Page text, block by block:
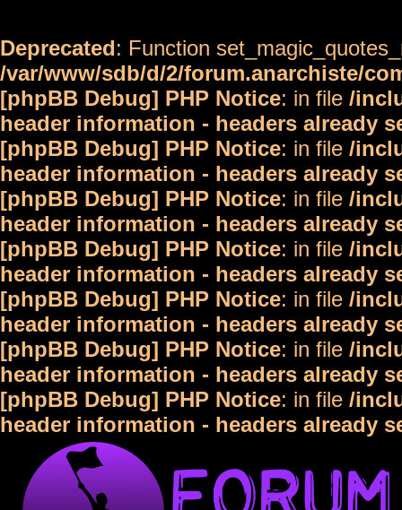
Deprecated: Function
/var/www/sdb/d/2/forum.anarchiste/
[phpBB Debug] PHP Notice: in file /
header information - headers already
[phpBB Debug] PHP Notice: in file /
header information - headers already
[phpBB Debug] PHP Notice: in file /
header information - headers already
[phpBB Debug] PHP Notice: in file /
header information - headers already
[phpBB Debug] PHP Notice: in file /
header information - headers already
[phpBB Debug] PHP Notice: in file /
header information - headers already
[phpBB Debug] PHP Notice: in file /
header information - headers already